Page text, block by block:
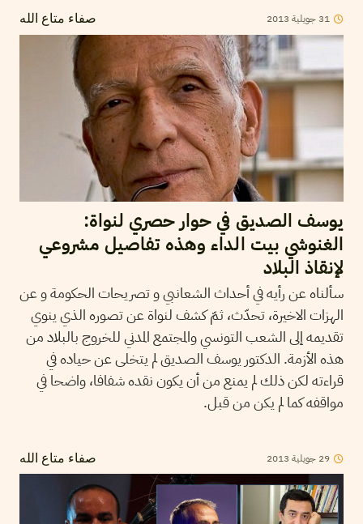
صفاء متاع الله 31 جويلية 2013
يوسف الصديق في حوار حصري لنواة:
الغنوشي بيت الداء وهذه تفاصيل مشروعي
لإنقاذ البلاد
سألناه عن رأيه في أحداث الشعانبي و تصريحات الحكومة و عن
الهزات الاخيرة، تحدّث، ثمّ كشف لنواة عن تصوره الذي ينوي
تقديمه إلى الشعب التونسي والمجتمع المدني للخروج بالبلاد من
هذه الأزمة. الدكتور يوسف الصديق لم يتخلى عن حياده في
قراءته لكن ذلك لم يمنع من أن يكون نقده شفافا، واضحا في
مواقفه كما لم يكن من قبل.
صفاء متاع الله 29 جويلية 2013